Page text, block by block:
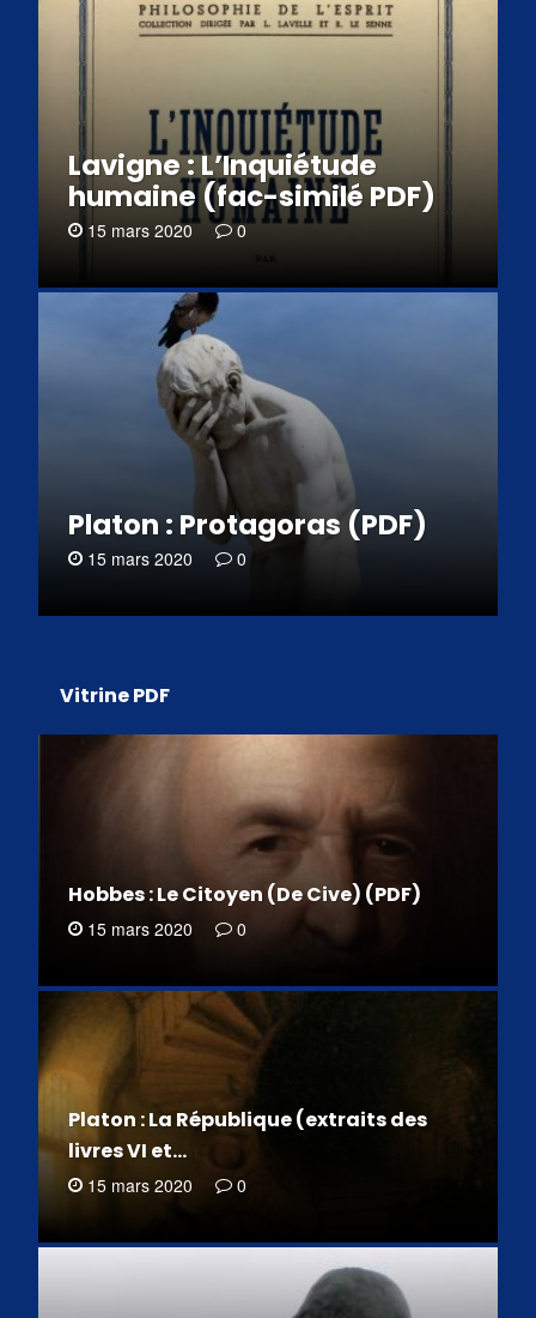
Lavigne : L’Inquiétude
humaine (fac-similé PDF)
15 mars 2020 0
Platon : Protagoras (PDF)
15 mars 2020 0
Vitrine PDF
Hobbes : Le Citoyen (De Cive) (PDF)
15 mars 2020 0
Platon : La République (extraits des
livres VI et…
15 mars 2020 0